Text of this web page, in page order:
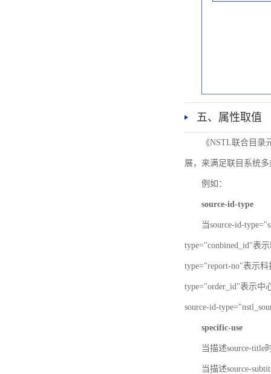
五、属性取值
《NSTL联合目
展，来满足联目系统
例如：
source-id-type
当source-id-
type="conbined_id"表
type="report-no"表示
type="order_id"表示中
source-id-
specific-use
当描述source-title
当描述source-